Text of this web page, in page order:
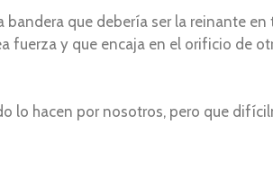
que debería ser la reinante
fuerza y que encaja en el orificio de
lo hacen por nosotros, pero que